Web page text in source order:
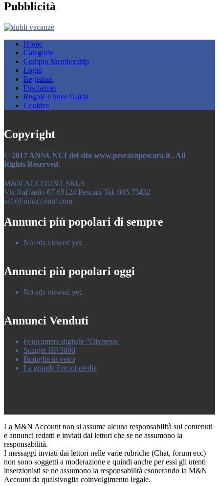
Pubblicità
Home
Categorie
Compra Membership
Login
Registrati
Disclaimer
Regole e linee Guida
Cookies
Copyright
© 2017 ANNUNCI del sito www.pescarapescara.it . All
Rights Reserved.
M&N ACCOUNT SRLS
Via Raffaello 67 65124 Pescara Tel. 085.73432
info@mnaccount.com
Annunci più popolari di sempre
No ads viewed yet.
Annunci più popolari oggi
No ads viewed yet.
Annunci Venduti
Fotocamera digitale “Olympus
Scanjet HP 3800
Bottiglie in vetro
La grande Enciclopedia
La M&N Account non si assume alcuna responsabilità sui contenuti
e annunci redatti e inviati dai lettori che se ne assumono la
responsabilità.
I messaggi inviati dai lettori nelle varie rubriche (Chat, forum ecc)
non sono soggetti a moderazione e quindi anche per essi gli utenti
inserzionisti se ne assumono la responsabilità esonerando la M&N
Account da qualsivoglia coinvolgimento legale.